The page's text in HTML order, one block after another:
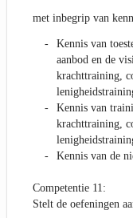
met inbegrip van
Kennis van
aanbod en de
krachttraining,
Kennis van
krachttraining,
Kennis van de
Competentie 11:
Stelt de oefeningen